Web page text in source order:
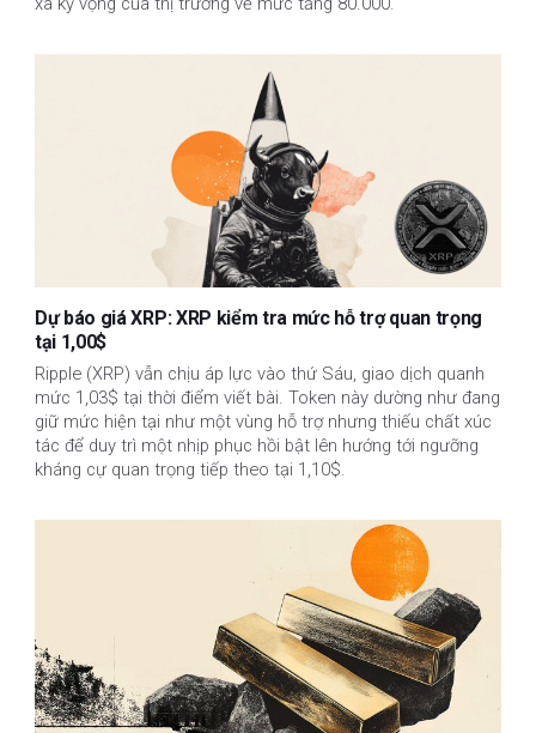
Dự báo giá XRP: XRP kiểm tra mức hỗ trợ quan trọng
tại 1,00$
Ripple (XRP) vẫn chịu áp lực vào thứ Sáu, giao dịch quanh
mức 1,03$ tại thời điểm viết bài. Token này dường như đang
giữ mức hiện tại như một vùng hỗ trợ nhưng thiếu chất xúc
tác để duy trì một nhịp phục hồi bật lên hướng tới ngưỡng
kháng cự quan trọng tiếp theo tại 1,10$.